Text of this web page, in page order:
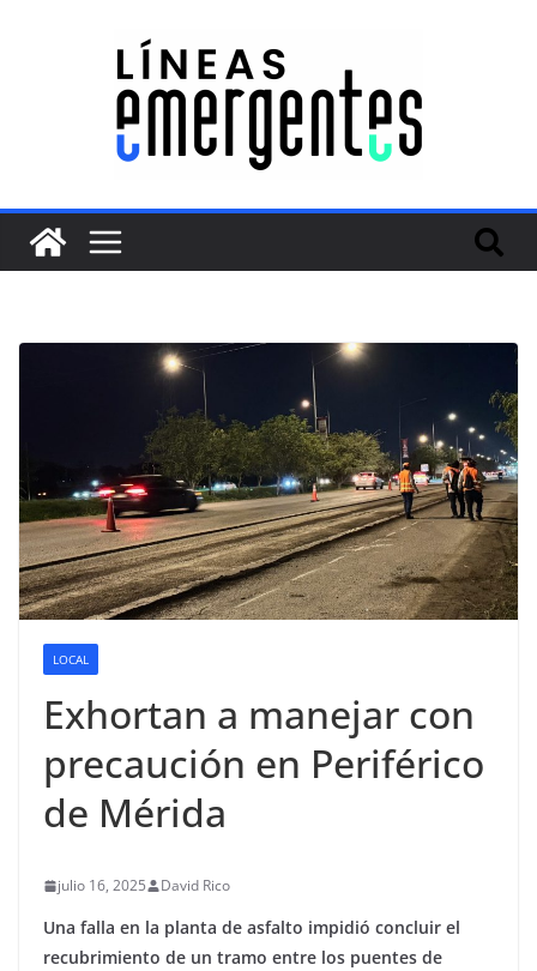
LOCAL
Exhortan a manejar con
precaución en Periférico
de Mérida
julio 16, 2025 David Rico
Una falla en la planta de asfalto impidió concluir el
recubrimiento de un tramo entre los puentes de